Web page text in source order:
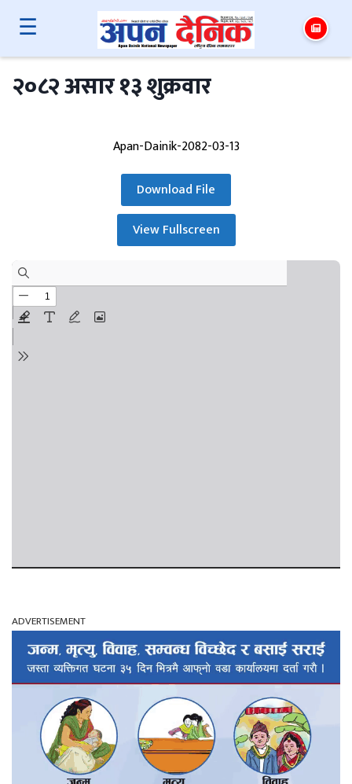
☰
२०८२ असार १३ शुक्रवार
Apan-Dainik-2082-03-13
Download File
View Fullscreen
ADVERTISEMENT